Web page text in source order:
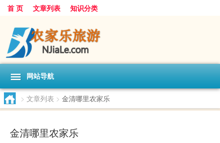
首 页 文章列表 知识分类
网站导航
> 文章列表 > 金清哪里农家乐
金清哪里农家乐